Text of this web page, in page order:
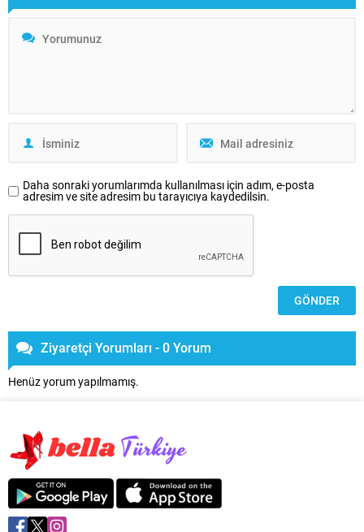
Daha sonraki yorumlarımda kullanılması için adım, e-posta
adresim ve site adresim bu tarayıcıya kaydedilsin.
Ziyaretçi Yorumları - 0 Yorum
Henüz yorum yapılmamış.